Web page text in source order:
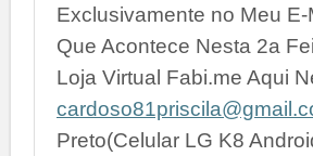
Exclusivamente no Meu E-
Que Acontece Nesta 2a
Loja Virtual Fabi.me Aqui
Preto(Celular LG K8